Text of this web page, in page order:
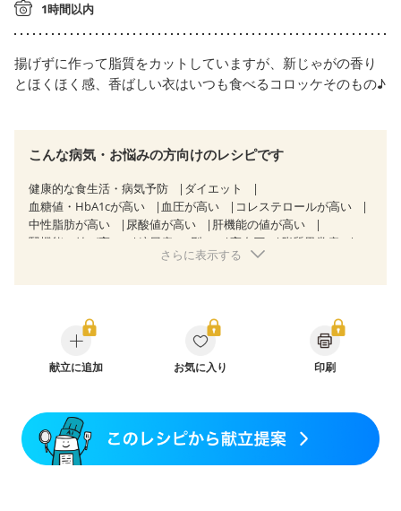
1時間以内
揚げずに作って脂質をカットしていますが、新じゃがの香り
とほくほく感、香ばしい衣はいつも食べるコロッケそのもの♪
こんな病気・お悩みの方向けのレシピです
健康的な食生活・病気予防
ダイエット
血糖値・HbA1cが高い
血圧が高い
コレステロールが高い
中性脂肪が高い
尿酸値が高い
肝機能の値が高い
腎機能の値が高い
糖尿病（2型） 高血圧
脂質異常症
狭心症 心筋梗塞
糖尿病性腎症（第１期）
糖尿病性腎症（第２期）
糖尿病性腎症（第３期）
CKD（ステージ１）
CKD（ステージ２）
CKD（ステージ３a）
乳がん治療を終えた方・経過観察中の方など
妊婦健診・体重増加が気になる（初期）
妊婦健診・血圧が気になる（初期）
さらに表示する
献立に追加 お気に入り 印刷